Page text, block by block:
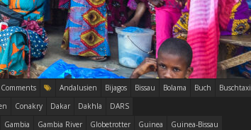
Andalusien Bijagos Bissau Bolama Buch
Buschtaxi
Conakry Dakar Dakhla
DARS
Gambia Gambia River Globetrotter Guinea
Guinea-Bissau